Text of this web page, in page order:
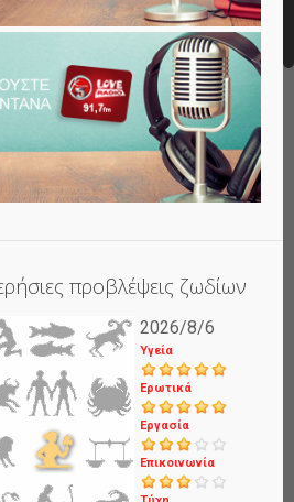
προβλέψεις ζωδίων
2026/8/6
Υγεία
Ερωτικά
Εργασία
Επικοινωνία